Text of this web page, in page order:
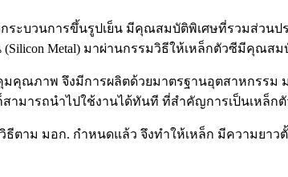
ระบวนการขึ้นรูปเย็น มีคุณสมบัติพิเศษที่รวมส่วนป
น (Silicon Metal) มาผ่านกรรมวิธีให้เหล็กตัวซีมีคุณ
คุณภาพ จึงมีการผลิตด้วยมาตรฐานอุตสาหกรรม
ามารถนำไปใช้งานได้ทันที ที่สำคัญการเป็นเหล็
าม มอก. กำหนดแล้ว จึงทำให้เหล็ก มีความยาว